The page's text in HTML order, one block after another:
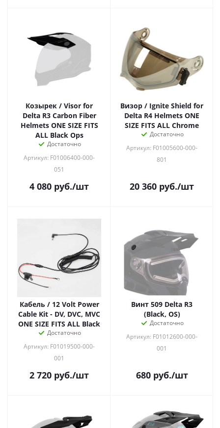
Козырек / Visor for
Delta R3 Carbon Fiber
Helmets ONE SIZE FITS
ALL Black Ops
Достаточно
Артикул: F01006400-000-
051
4 080 руб./шт
Визор / Ignite Shield for
Delta R4 Helmets ONE
SIZE FITS ALL Chrome
Достаточно
Артикул: F01005600-000-
801
20 360 руб./шт
Кабель / 12 Volt Power
Cable Kit - DV, DVC, MVC
ONE SIZE FITS ALL Black
Достаточно
Артикул: F01019500-000-
001
2 720 руб./шт
Винт 509 Delta R3
(Black, OS)
Достаточно
Артикул: F01012600-000-
001
680руб./шт